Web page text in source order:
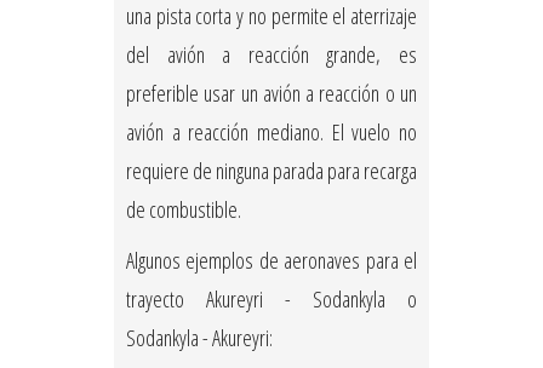
una pista corta y no permite el aterrizaje
del avión a reacción grande, es
preferible usar un avión a reacción o un
avión a reacción mediano. El vuelo no
requiere de ninguna parada para recarga
de combustible.
Algunos ejemplos de aeronaves para el
trayecto Akureyri - Sodankyla o
Sodankyla - Akureyri: